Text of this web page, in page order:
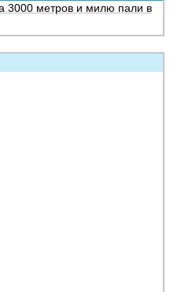
3000 метров и милю пали в